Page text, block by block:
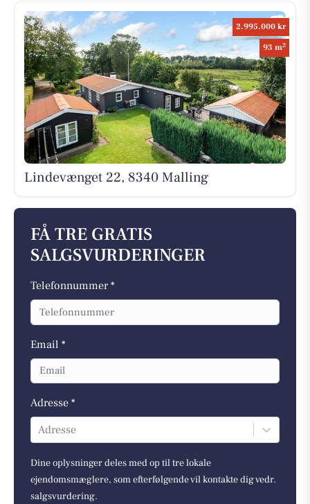
2.995.000 kr
93 m2
Lindevænget 22, 8340 Malling
FÅ TRE GRATIS
SALGSVURDERINGER
Telefonnummer *
Email *
Adresse *
Adresse
Dine oplysninger deles med op til tre lokale
ejendomsmæglere, som efterfølgende vil kontakte dig vedr.
salgsvurdering.